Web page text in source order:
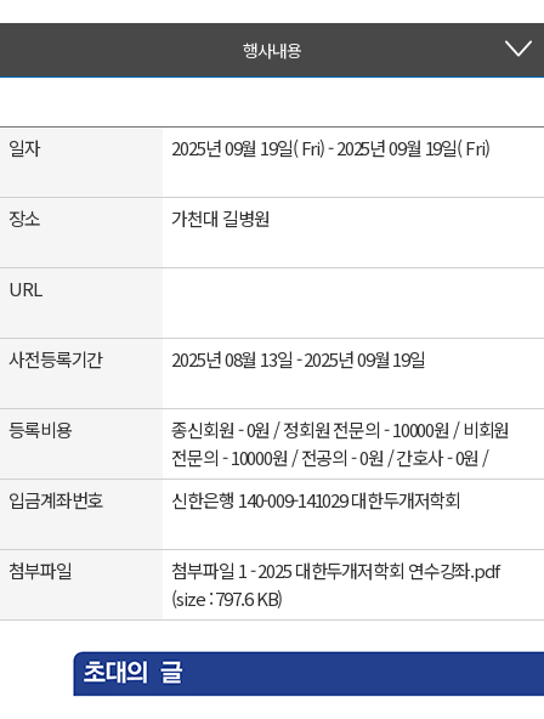
행사내용
일자 2025년 09월 19일( Fri) - 2025년 09월 19일( Fri)
장소 가천대 길병원
URL
사전등록기간 2025년 08월 13일 - 2025년 09월 19일
등록비용
종신회원 - 0원 / 정회원 전문의 - 10000원 / 비회원
전문의 - 10000원 / 전공의 - 0원 / 간호사 - 0원 /
입금계좌번호
신한은행 140-009-141029 대한두개저학회
첨부파일 첨부파일 1 -2025 대한두개저학회 연수강좌.pdf
(size : 797.6 KB)